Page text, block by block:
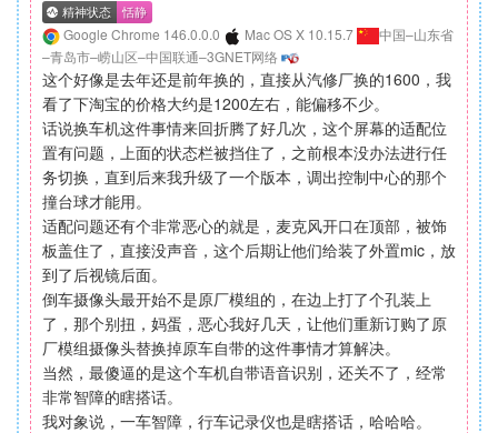
Google Chrome 146.0.0.0 Mac OS X 10.15.7
中国–山东省
–青岛市–崂山区–中国联通–3GNET网络
这个好像是去年还是前年换的，直接从汽修厂换的1600，我
看了下淘宝的价格大约是1200左右，能偏移不少。
话说换车机这件事情来回折腾了好几次，这个屏幕的适配位
置有问题，上面的状态栏被挡住了，之前根本没办法进行任
务切换，直到后来我升级了一个版本，调出控制中心的那个
撞台球才能用。
适配问题还有个非常恶心的就是，麦克风开口在顶部，被饰
板盖住了，直接没声音，这个后期让他们给装了外置mic，放
到了后视镜后面。
倒车摄像头最开始不是原厂模组的，在边上打了个孔装上
了，那个别扭，妈蛋，恶心我好几天，让他们重新订购了原
厂模组摄像头替换掉原车自带的这件事情才算解决。
当然，最傻逼的是这个车机自带语音识别，还关不了，经常
非常智障的瞎搭话。
我对象说，一车智障，行车记录仪也是瞎搭话，哈哈哈。